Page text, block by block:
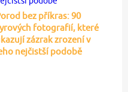
bez příkras: 90
fotografií, které
zázrak zrození v
nejčistší podobě